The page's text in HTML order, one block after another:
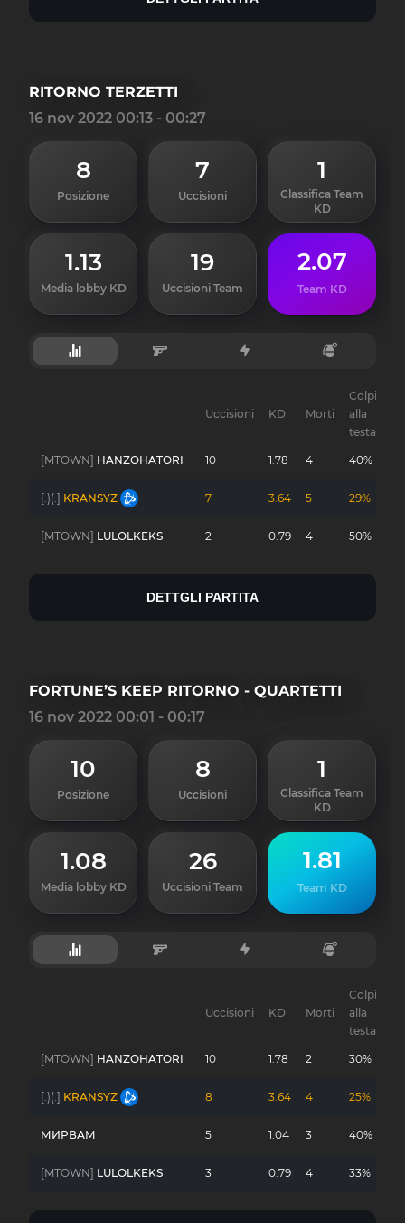
8
Posizione
7
Uccisioni
1
Classifica Team
KD
1.13
Media lobby KD
19
Uccisioni Team
2.07
Team KD
RITORNO TERZETTI
16 nov 2022 00:13 - 00:27
Uccisioni KD Morti
Colpi
alla
testa
[MTOWN] HANZOHATORI 10 1.78 4 40%
[.)(.] KRANSYZ 7 3.64 5 29%
[MTOWN] LULOLKEKS 2 0.79 4 50%
DETTGLI PARTITA
10
Posizione
8
Uccisioni
1
Classifica Team
KD
1.08
Media lobby KD
26
Uccisioni Team
1.81
Team KD
FORTUNE’S KEEP RITORNO - QUARTETTI
16 nov 2022 00:01 - 00:17
Uccisioni KD Morti
Colpi
alla
testa
[MTOWN] HANZOHATORI 10 1.78 2 30%
[.)(.] KRANSYZ 8 3.64 4 25%
МИРВАМ 5 1.04 3 40%
[MTOWN] LULOLKEKS 3 0.79 4 33%